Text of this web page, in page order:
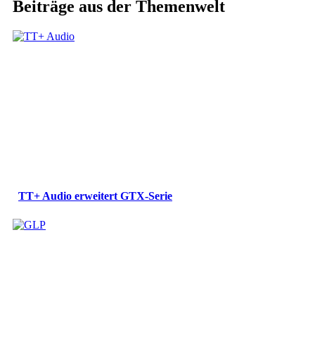
Beiträge aus der Themenwelt
TT+ Audio erweitert GTX-Serie